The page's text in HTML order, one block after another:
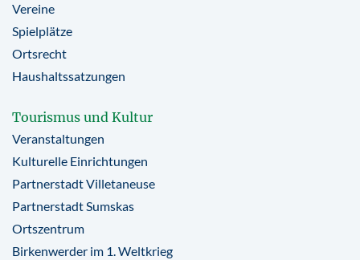
Vereine
Spielplätze
Ortsrecht
Haushaltssatzungen
Tourismus und Kultur
Veranstaltungen
Kulturelle Einrichtungen
Partnerstadt Villetaneuse
Partnerstadt Sumskas
Ortszentrum
Birkenwerder im 1. Weltkrieg